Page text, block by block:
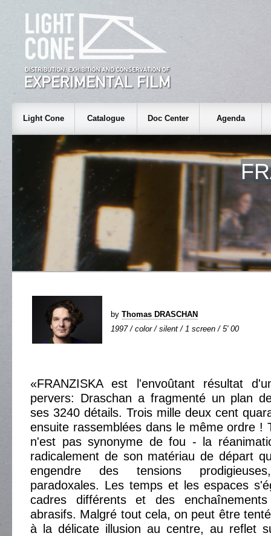
Light Cone Catalogue Doc Center Agenda
by Thomas DRASCHAN
1997 / color / silent / 1 screen / 5' 00
«FRANZISKA est l'envoûtant résultat
pervers: Draschan a fragmenté un plan
ses 3240 détails. Trois mille deux cent
ensuite rassemblées dans le même ordre !
n'est pas synonyme de fou - la
radicalement de son matériau de départ
engendre des tensions
paradoxales. Les temps et les espaces
cadres différents et des
abrasifs. Malgré tout cela, on peut être
à la délicate illusion au centre, au reflet